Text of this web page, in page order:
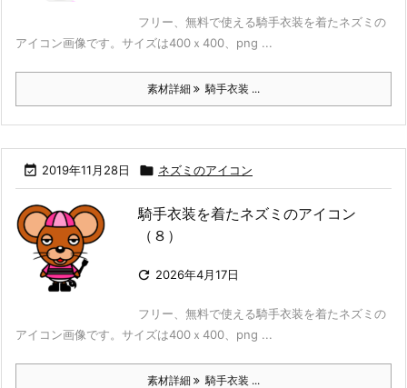
フリー、無料で使える騎手衣装を着たネズミの
アイコン画像です。サイズは400ｘ400、png ...
素材詳細 騎手衣装 ...
 2019年11月28日  ネズミのアイコン
騎手衣装を着たネズミのアイコン
（８）
 2026年4月17日
フリー、無料で使える騎手衣装を着たネズミの
アイコン画像です。サイズは400ｘ400、png ...
素材詳細 騎手衣装 ...